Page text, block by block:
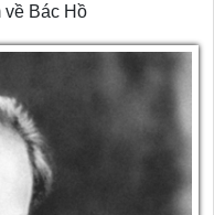
về Bác Hồ